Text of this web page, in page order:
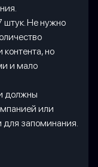
штук. Не нужно
но
и мало
должны
или
запоминания.